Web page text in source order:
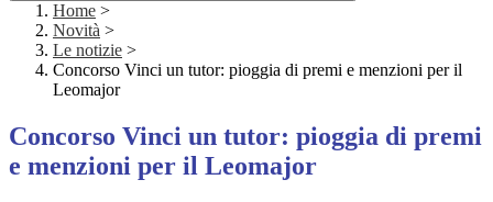
Home >
Novità >
Le notizie >
Concorso Vinci un tutor: pioggia di premi e menzioni per il
Leomajor
Concorso Vinci un tutor: pioggia di premi
e menzioni per il Leomajor